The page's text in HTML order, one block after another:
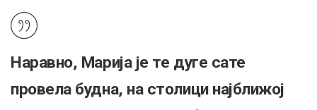
Наравно, Марија је те дуге сате
провела будна, на столици најближој